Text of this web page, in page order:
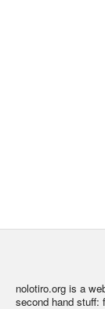
nolotiro.org is a
second hand stuff: